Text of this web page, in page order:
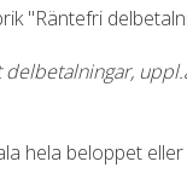
"Räntefri
hela beloppet